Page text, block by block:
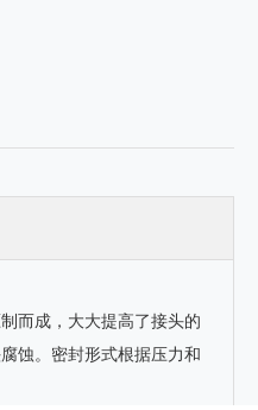
而成，大大提高了接头的
蚀。密封形式根据压力和